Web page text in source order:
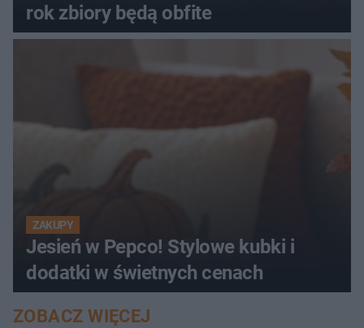
rok zbiory będą obfite
ZAKUPY
Jesień w Pepco! Stylowe kubki i
dodatki w świetnych cenach
ZOBACZ WIĘCEJ